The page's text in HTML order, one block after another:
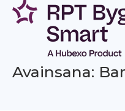
Siirry
sisältöön
Avainsana: